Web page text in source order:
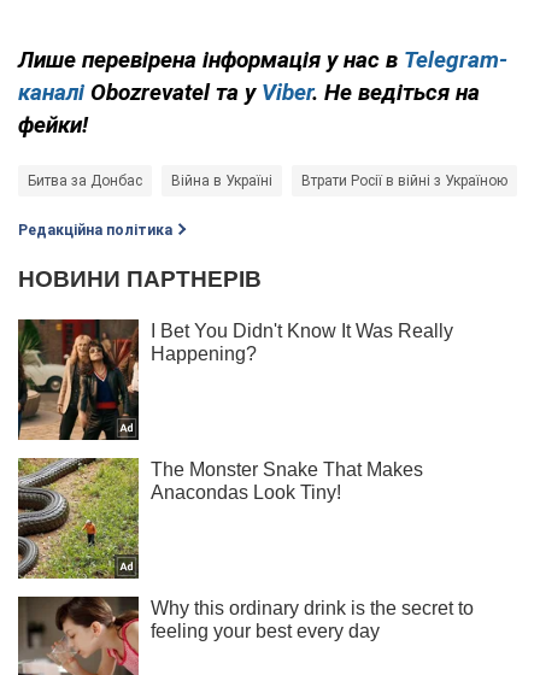
Лише перевірена інформація у нас в Telegram-
каналі Obozrevatel та у Viber. Не ведіться на
фейки!
Битва за Донбас Війна в Україні Втрати Росії в війні з Україною
Редакційна політика